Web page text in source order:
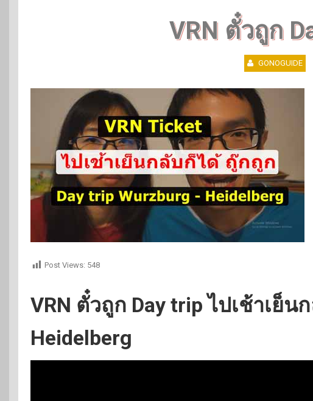
VRN ตั๋วถูก
GONOGUIDE
Post Views: 548
VRN ตั๋วถูก Day trip ไปเช้าเย็น
Heidelberg